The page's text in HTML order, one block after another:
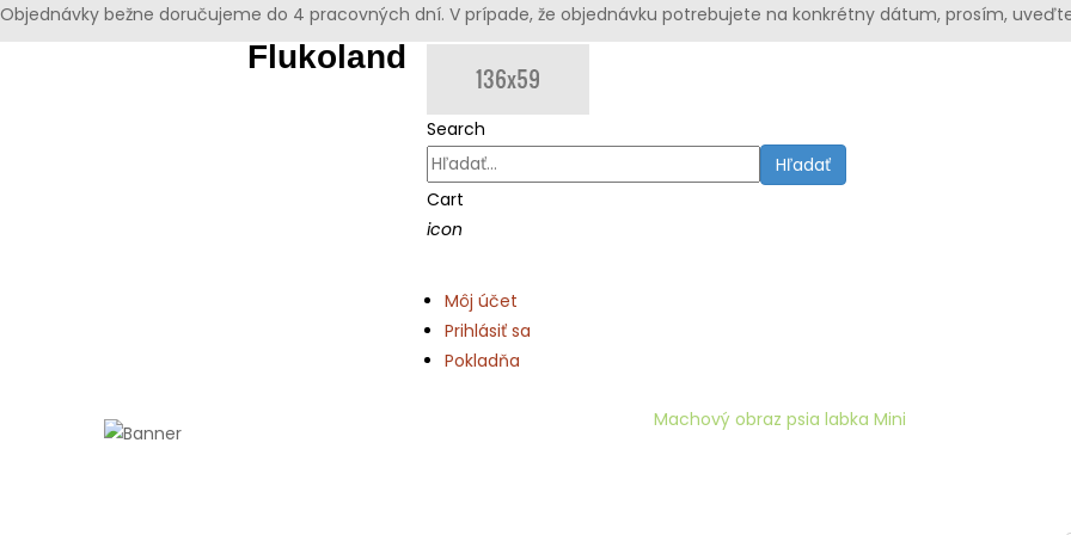
Objednávky bežne doručujeme do 4 pracovných dní. V prípade, že objednávku potrebujete na konkrétny dátum, prosím,
Flukoland
Search
Hľadať
Cart
icon
Môj účet
Prihlásiť sa
Pokladňa
Machový obraz psia labka Mini